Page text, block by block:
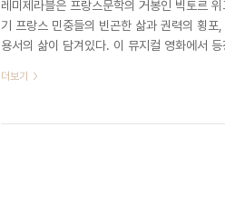
레미제라블은 프랑스문학의 거봉인 빅토르
기 프랑스 민중들의 빈곤한 삶과 권력의 횡
용서의 삶이 담겨있다. 이 뮤지컬 영화에서
디 높으신 분의 뜻에 따라 은식기로서 새 사
한 장면에서 이야기한 대사. 여기서 은촛대
더보기